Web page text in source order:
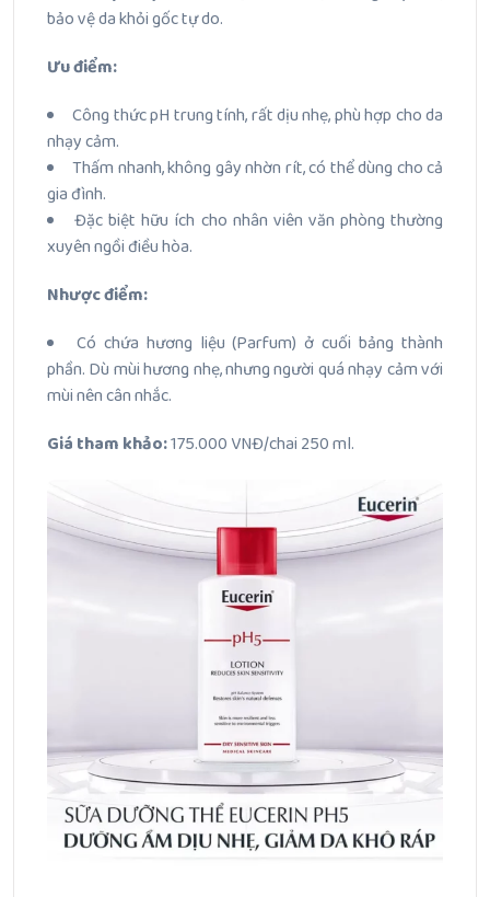
bảo vệ da khỏi gốc tự do.
Ưu điểm:
Công thức pH trung tính, rất dịu nhẹ, phù hợp cho da
nhạy cảm.
Thấm nhanh, không gây nhờn rít, có thể dùng cho cả
gia đình.
Đặc biệt hữu ích cho nhân viên văn phòng thường
xuyên ngồi điều hòa.
Nhược điểm:
Có chứa hương liệu (Parfum) ở cuối bảng thành
phần. Dù mùi hương nhẹ, nhưng người quá nhạy cảm với
mùi nên cân nhắc.
Giá tham khảo:175.000 VNĐ/chai 250 ml.